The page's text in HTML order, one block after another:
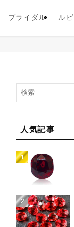
ブライダル ル
人気記事